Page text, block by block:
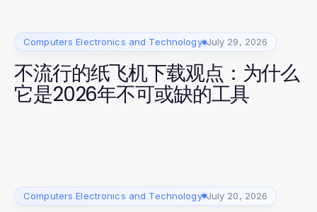
Computers Electronics and Technology July 29, 2026
不流行的纸飞机下载观点：为什么
它是2026年不可或缺的工具
Computers Electronics and Technology July 20, 2026